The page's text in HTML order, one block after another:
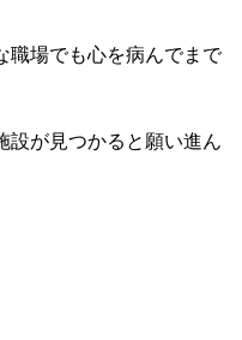
職場でも心を病んでまで
設が見つかると願い進ん